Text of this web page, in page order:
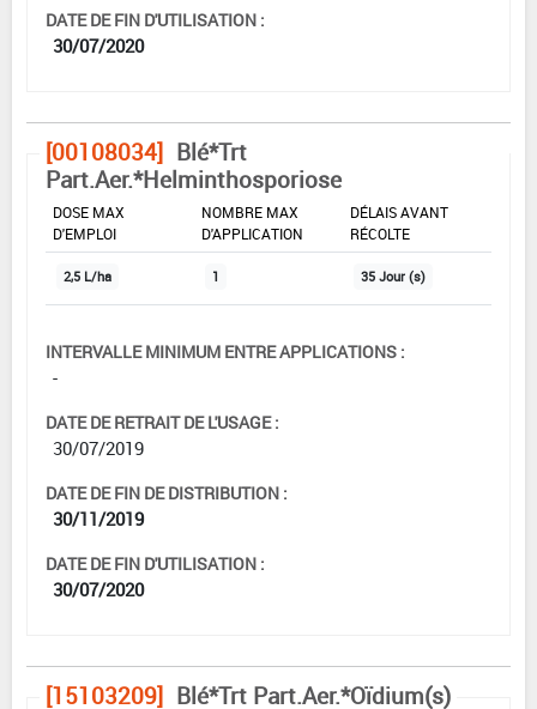
DATE DE FIN D'UTILISATION :
30/07/2020
[00108034] Blé*Trt
Part.Aer.*Helminthosporiose
DOSE MAX
D'EMPLOI
NOMBRE MAX
D'APPLICATION
DÉLAIS AVANT
RÉCOLTE
2,5 L/ha 1 35 Jour (s)
INTERVALLE MINIMUM ENTRE APPLICATIONS :
-
DATE DE RETRAIT DE L'USAGE :
30/07/2019
DATE DE FIN DE DISTRIBUTION :
30/11/2019
DATE DE FIN D'UTILISATION :
30/07/2020
[15103209] Blé*Trt Part.Aer.*Oïdium(s)